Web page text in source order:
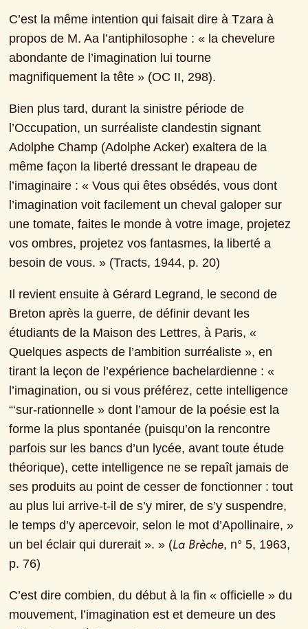
C’est la même intention qui faisait dire à Tzara à
propos de M. Aa l’antiphilosophe : « la chevelure
abondante de l’imagination lui tourne
magnifiquement la tête » (OC II, 298).
Bien plus tard, durant la sinistre période de
l’Occupation, un surréaliste clandestin signant
Adolphe Champ (Adolphe Acker) exaltera de la
même façon la liberté dressant le drapeau de
l’imaginaire : « Vous qui êtes obsédés, vous dont
l’imagination voit facilement un cheval galoper sur
une tomate, faites le monde à votre image, projetez
vos ombres, projetez vos fantasmes, la liberté a
besoin de vous. » (Tracts, 1944, p. 20)
Il revient ensuite à Gérard Legrand, le second de
Breton après la guerre, de définir devant les
étudiants de la Maison des Lettres, à Paris, «
Quelques aspects de l’ambition surréaliste », en
tirant la leçon de l’expérience bachelardienne : «
l’imagination, ou si vous préférez, cette intelligence
“‘sur-rationnelle » dont l’amour de la poésie est la
forme la plus spontanée (puisqu’on la rencontre
parfois sur les bancs d’un lycée, avant toute étude
théorique), cette intelligence ne se repaît jamais de
ses produits au point de cesser de fonctionner : tout
au plus lui arrive-t-il de s’y mirer, de s’y suspendre,
le temps d’y apercevoir, selon le mot d’Apollinaire, »
un bel éclair qui durerait ». » (La Brèche, n° 5, 1963,
p. 76)
C’est dire combien, du début à la fin « officielle » du
mouvement, l’imagination est et demeure un des